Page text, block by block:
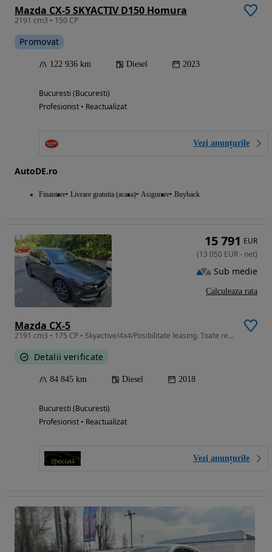
Mazda CX-5 SKYACTIV D150 Homura
2191 cm3 • 150 CP
Promovat
122 936 km Diesel 2023
Bucuresti (Bucuresti)
Profesionist • Reactualizat
Vezi anunțurile
AutoDE.ro
Finantare Livrare gratuita (acasa) Asigurare Buyback
Mazda CX-5
2191 cm3 • 175 CP • Skyactive/4x4/Posibilitate leasing. Toate reviziile efectuate la BDT
Detalii verificate
84 845 km Diesel 2018
Bucuresti (Bucuresti)
Profesionist • Reactualizat
Vezi anunțurile
15 791 EUR
(13 050 EUR- net)
Sub medie
Calculeaza rata